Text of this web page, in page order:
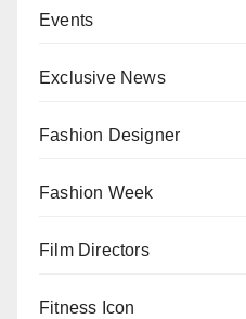
Events
Exclusive News
Fashion Designer
Fashion Week
Film Directors
Fitness Icon